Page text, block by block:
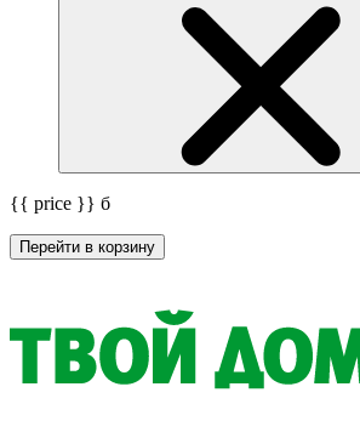
{{ price }} б
Перейти в корзину